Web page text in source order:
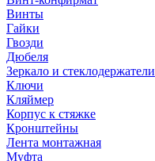
Винты
Гайки
Гвозди
Дюбеля
Зеркало и стеклодержатели
Ключи
Кляймер
Корпус к стяжке
Кронштейны
Лента монтажная
Муфта